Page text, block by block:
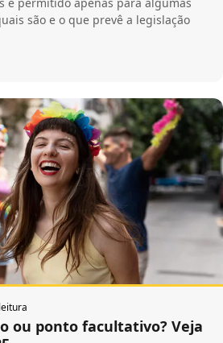
são e o que prevê a legislação
ou ponto facultativo? Veja